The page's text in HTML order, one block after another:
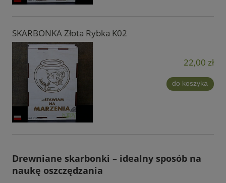
SKARBONKA Złota Rybka K02
22,00 zł
do koszyka
Drewniane skarbonki – idealny sposób na
naukę oszczędzania